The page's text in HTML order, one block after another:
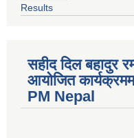
Results
सहीद दिल बहादुर
आयोजित
PM Nepal